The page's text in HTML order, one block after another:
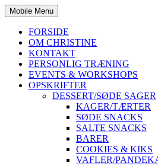
Mobile Menu
FORSIDE
OM CHRISTINE
KONTAKT
PERSONLIG TRÆNING
EVENTS & WORKSHOPS
OPSKRIFTER
DESSERT/SØDE SAGER
KAGER/TÆRTER
SØDE SNACKS
SALTE SNACKS
BARER
COOKIES & KIKS
VAFLER/